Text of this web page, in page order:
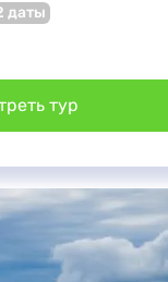
даты
тур